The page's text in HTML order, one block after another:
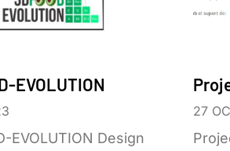
EVOLUTION
EVOLUTION Design
27